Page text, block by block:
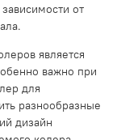
от
является
важно при
для
разнообразные
дизайн